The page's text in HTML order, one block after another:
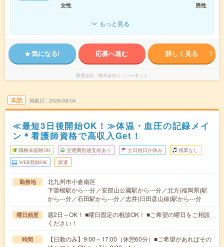
女性
男性
もっと見る
気になる! 応募へ進む 詳しく見る
派遣会社 株式会社ニッソーネット
未読 掲載日 2026/08/04
≪最短3日後開始OK！≫体温・血圧の記録メイ
ン＊看護師資格で高収入Get！
職種未経験OK 交通費別途支給あり 土日祝日が休み 残業なし
WEB登録OK 派遣
勤務地
北九州市小倉南区
下曽根駅から---分／安部山公園駅から---分／北方(福岡県)駅
から---分／石田駅から---分／志井(日田彦山線)駅から---分
曜日頻度
週2日～OK！ ■曜日固定の相談OK！ ■ご希望の曜日をご相談
ください！
時間
【日勤のみ】9:00～17:00（休憩60分）■ご希望があればその